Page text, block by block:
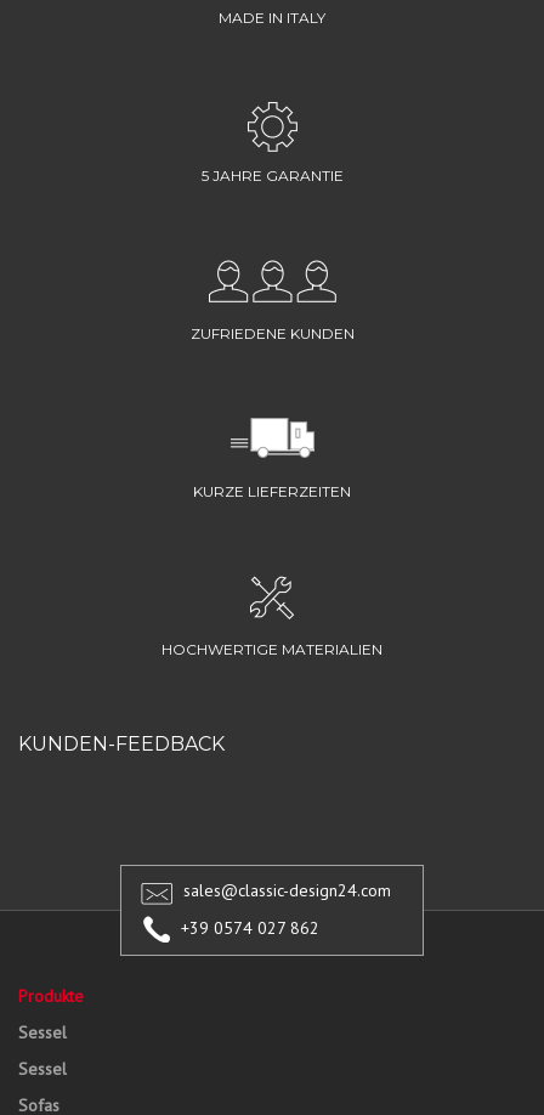
MADE IN ITALY
5 JAHRE GARANTIE
ZUFRIEDENE KUNDEN
KURZE LIEFERZEITEN
HOCHWERTIGE MATERIALIEN
KUNDEN-FEEDBACK
sales@classic-design24.com
+39 0574 027 862
Produkte
Sessel
Sessel
Sofas